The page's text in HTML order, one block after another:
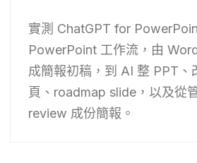
實測 ChatGPT for
PowerPoint 工作流，由
成簡報初稿，到 AI 整 PPT、
頁、roadmap slide，以及從
review 成份簡報。